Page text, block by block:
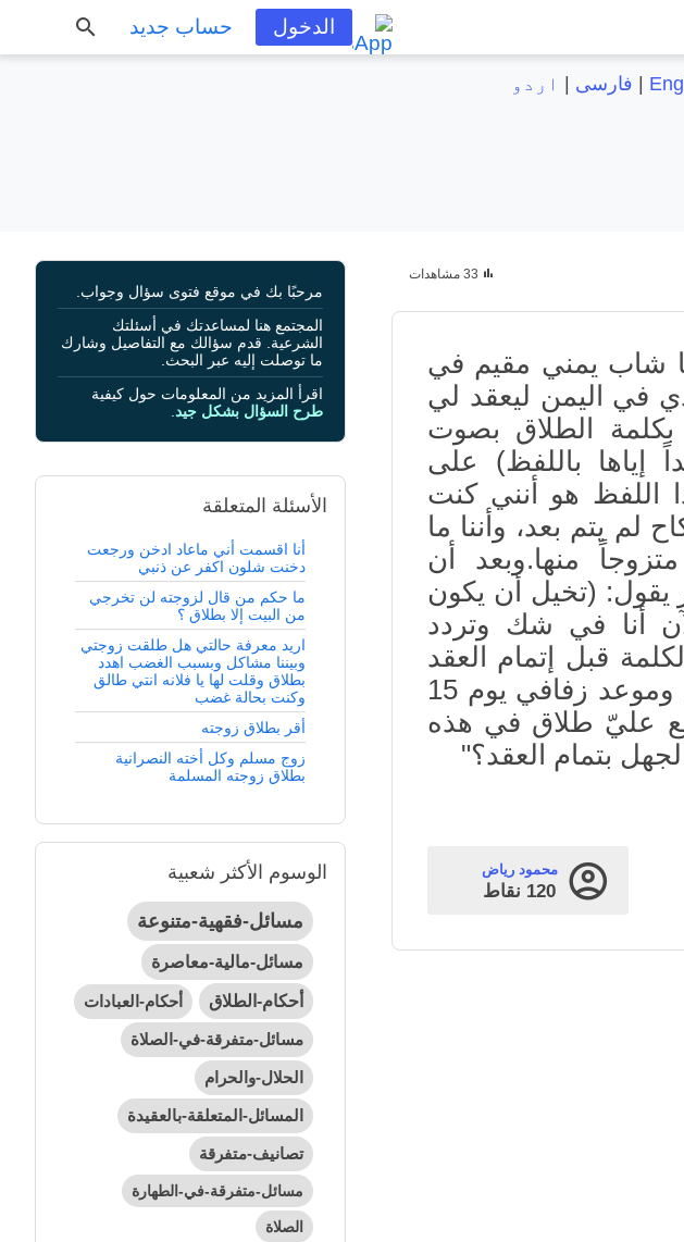
الدخول حساب جديد
فارسی اردو
33 مشاهدات
شاب يمني مقيم في
في اليمن ليعقد لي
الطلاق بصوت
إياها باللفظ) على
اللفظ هو أنني كنت
لم يتم بعد، وأننا ما
منها.وبعد أن
يقول: (تخيل أن يكون
أنا في شك وتردد
قبل إتمام العقد
أم بعده.علماً بأنني لم أدخل بها بعد، وموعد زفافي يوم 15
عليّ طلاق في هذه
بتمام العقد؟"
محمود رياض
120 نقاط
مرحبًا بك في موقع فتوى سؤال وجواب.
المجتمع هنا لمساعدتك في أسئلتك
الشرعية. قدم سؤالك مع التفاصيل وشارك
ما توصلت إليه عبر البحث.
اقرأ المزيد من المعلومات حول كيفية
طرح السؤال بشكل جيد
الأسئلة المتعلقة
أنا اقسمت أني ماعاد ادخن ورجعت
دخنت شلون اكفر عن ذنبي
ما حكم من قال لزوجته لن تخرجي
من البيت إلا بطلاق ؟
اريد معرفة حالتي هل طلقت زوجتي
وبيننا مشاكل وبسبب الغضب اهدد
بطلاق وقلت لها يا فلانه انتي طالق
وكنت بحالة غضب
أقر بطلاق زوجته
زوج مسلم وكل أخته النصرانية
بطلاق زوجته المسلمة
الوسوم الأكثر شعبية
مسائل-فقهية-متنوعة
مسائل-مالية-معاصرة
أحكام-الطلاق أحكام-العبادات
مسائل-متفرقة-في-الصلاة
الحلال-والحرام
المسائل-المتعلقة-بالعقيدة
تصانيف-متفرقة
مسائل-متفرقة-في-الطهارة
الصلاة